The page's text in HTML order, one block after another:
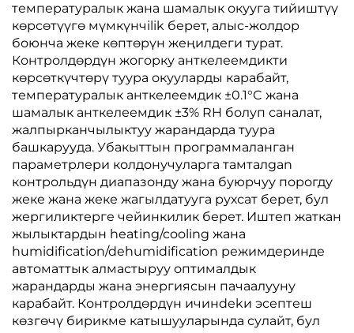
температуралык жана шамалык окууга тийиштүү
көрсөтүүгө мүмкүнчilik берет, алыс-жолдор
боюнча жеке көптөрүн жеңилдеги турат.
Контролдөрдүн жогорку анткелеемдикти
көрсөткүчтөрү туура окууларды карабайт,
температуралык анткелеемдик ±0.1°C жана
шамалык анткелеемдик ±3% RH болуп саналат,
жалпырканчылыктуу жарандарда туура
башкарууда. Убакыттын программаланган
параметрлери колдонучуларга тамталgan
контрольдүн диапазонду жана буюрчуу порогду
жеке жана жеке жагылдатууга рухсат берет, бул
жергиликтерге чейинкилик берет. Иштеп жаткан
жылыктардын heating/cooling жана
humidification/dehumidification режимдеринде
автоматтык алмастыруу оптималдык
жарандарды жана энергиясын пачаалууну
карабайт. Контролдөрдүн ичинdekи эсептеш
көзгөчү бирикме катышууларында сулайт, бул